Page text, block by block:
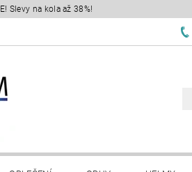
Slevy na kola až 38%!